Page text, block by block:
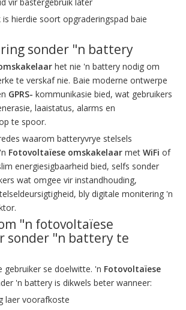
is hierdie soort opgraderingspad baie
sonder "n battery
het nie 'n battery nodig om
te verskaf nie. Baie moderne ontwerpe
GPRS- kommunikasie bied, wat gebruikers
laaistatus, alarms en
te spoor.
waarom batteryvrye stelsels
Fotovoltaïese omskakelaar met WiFi of
energiesigbaarheid bied, selfs sonder
wat omgee vir instandhouding,
bly digitale monitering 'n
"n fotovoltaïese
sonder "n battery te
gebruiker se doelwitte. 'n Fotovoltaïese
'n battery is dikwels beter wanneer:
laer voorafkoste